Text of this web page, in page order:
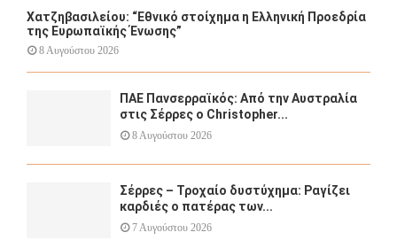
Χατζηβασιλείου: “Εθνικό στοίχημα η Ελληνική Προεδρία
της Ευρωπαϊκής Ένωσης”
8 Αυγούστου 2026
ΠΑΕ Πανσερραϊκός: Από την Αυστραλία
στις Σέρρες ο Christopher...
8 Αυγούστου 2026
Σέρρες – Τροχαίο δυστύχημα: Ραγίζει
καρδιές ο πατέρας των...
7 Αυγούστου 2026